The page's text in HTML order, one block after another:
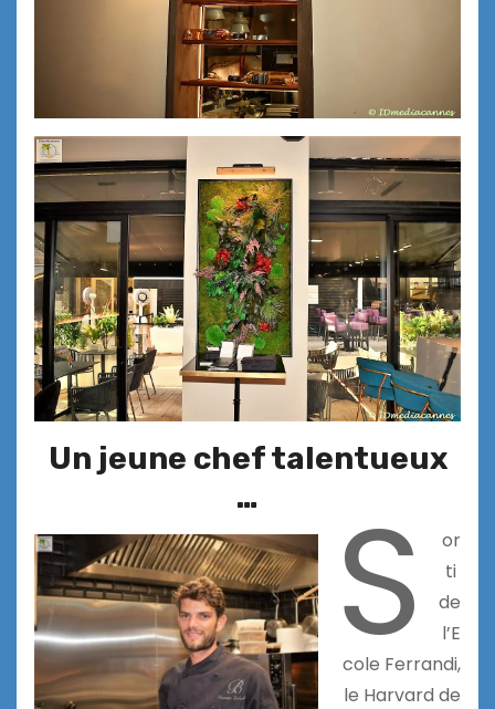
Un jeune chef talentueux
…
S
or
ti
de
l’E
cole Ferrandi,
le Harvard de